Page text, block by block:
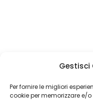
Gestisci
Per fornire le migliori
cookie per memorizzare e/
Restiamo in
contatto!